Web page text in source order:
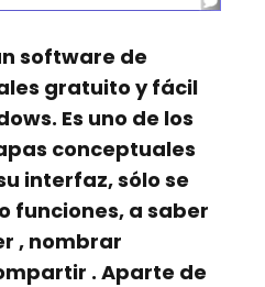
software de
gratuito y fácil
Es uno de los
conceptuales
interfaz, sólo se
funciones, a saber
, nombrar
. Aparte de